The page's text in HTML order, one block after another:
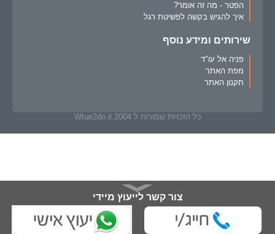
הפטר - מה זה אומר?
איך להגיש בקשה לפשיטת רגל
שירותים ומידע נוסף
פניה אל עו"ד
מפת האתר
תקנון האתר
כל הזכויות שמורות ל What2do.il 2004
צור קשר לייעוץ מיידי